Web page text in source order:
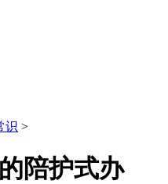
识 >
陪护式办